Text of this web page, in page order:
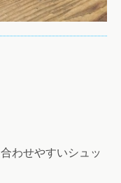
わせやすいシュッ